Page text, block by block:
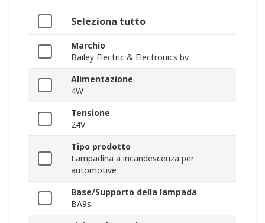
Seleziona tutto
Marchio
Bailey Electric & Electronics bv
Alimentazione
4W
Tensione
24V
Tipo prodotto
Lampadina a incandescenza per
automotive
Base/Supporto della lampada
BA9s